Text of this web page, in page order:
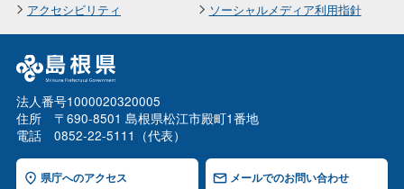
アクセシビリティ
ソーシャルメディア利用指針
法人番号1000020320005
住所 〒690-8501 島根県松江市殿町1番地
電話 0852-22-5111（代表）
県庁へのアクセス メールでのお問い合わせ